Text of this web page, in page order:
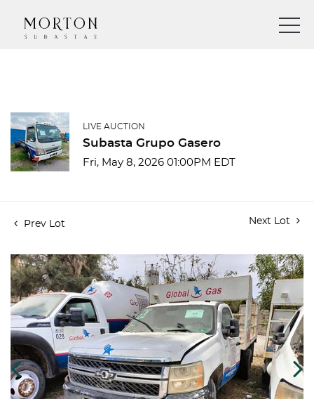
LIVE AUCTION
Subasta Grupo Gasero
Fri, May 8, 2026 01:00PM EDT
Prev Lot Next Lot